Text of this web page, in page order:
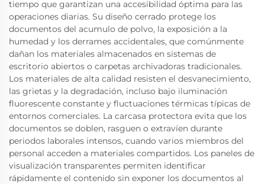
tiempo que garantizan una accesibilidad óptima para las
operaciones diarias. Su diseño cerrado protege los
documentos del acumulo de polvo, la exposición a la
humedad y los derrames accidentales, que comúnmente
dañan los materiales almacenados en sistemas de
escritorio abiertos o carpetas archivadoras tradicionales.
Los materiales de alta calidad resisten el desvanecimiento,
las grietas y la degradación, incluso bajo iluminación
fluorescente constante y fluctuaciones térmicas típicas de
entornos comerciales. La carcasa protectora evita que los
documentos se doblen, rasguen o extravíen durante
periodos laborales intensos, cuando varios miembros del
personal acceden a materiales compartidos. Los paneles de
visualización transparentes permiten identificar
rápidamente el contenido sin exponer los documentos al